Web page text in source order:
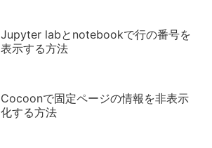
Jupyter labとnotebookで行の番号を
表示する方法
Cocoonで固定ページの情報を非表示
化する方法